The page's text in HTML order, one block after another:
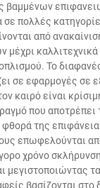
βαμμένων
σε πολλές
από
μέχρι
Το
σε εφαρμογές σε
καιρό είναι
που
της
επωφελούνται
χρόνο
μεγιστοποιώντας
βασίζονται στο